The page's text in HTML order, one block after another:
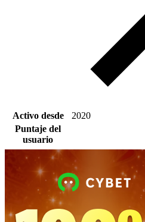
Activo desde
2020
Puntaje del
usuario